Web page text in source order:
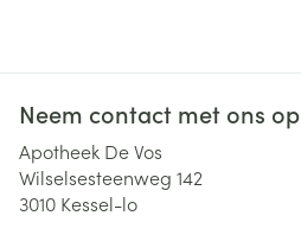
Neem contact met ons op
Apotheek De Vos
Wilselsesteenweg 142
3010 Kessel-lo